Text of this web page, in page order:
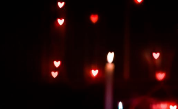
Развитие интернет-
праздника"